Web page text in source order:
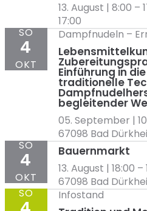
13. August | 8:00 –
17:00
Einführung in die
traditionelle
begleitender
Dampfnudeln –
05. September |
67098 Bad
SO
4
OKT
Bauernmarkt
13. August | 18:00 –
67098 Bad
SO
4
OKT
Infostand
SO